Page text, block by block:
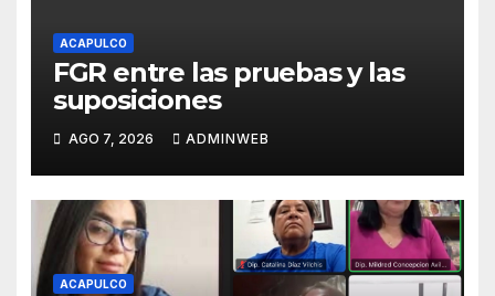
ACAPULCO
FGR entre las pruebas y las
suposiciones
AGO 7, 2026 ADMINWEB
ACAPULCO